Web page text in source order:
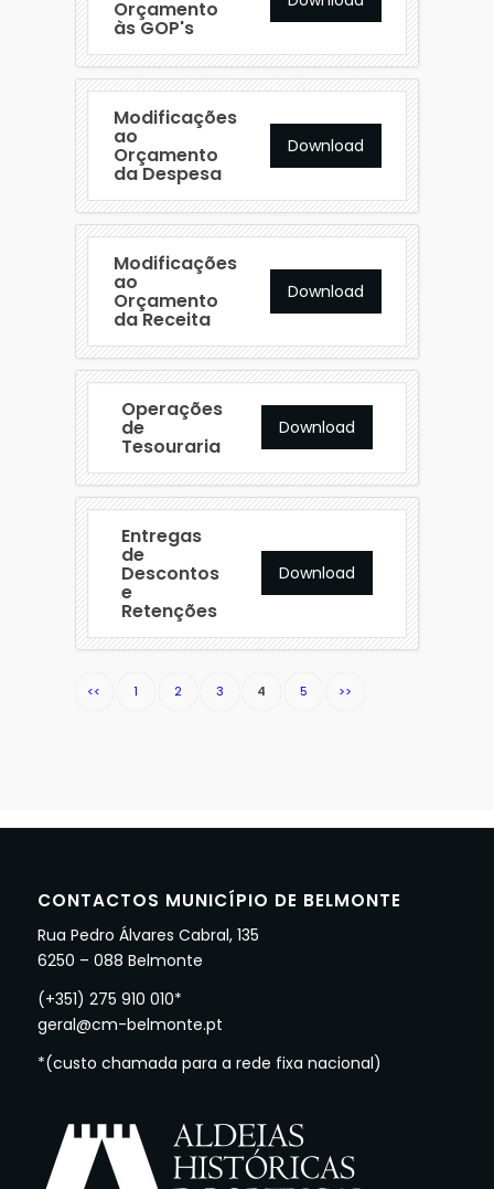
Orçamento
às GOP's
Modificações
ao
Orçamento
da Despesa
Download
Modificações
ao
Orçamento
da Receita
Download
Operações
de
Tesouraria
Download
Entregas
de
Descontos
e
Retenções
Download
<< 1 2 3 4 5 >>
CONTACTOS MUNICÍPIO DE BELMONTE
Rua Pedro Álvares Cabral, 135
6250 – 088 Belmonte
(+351) 275 910 010*
geral@cm-belmonte.pt
*(custo chamada para a rede fixa nacional)